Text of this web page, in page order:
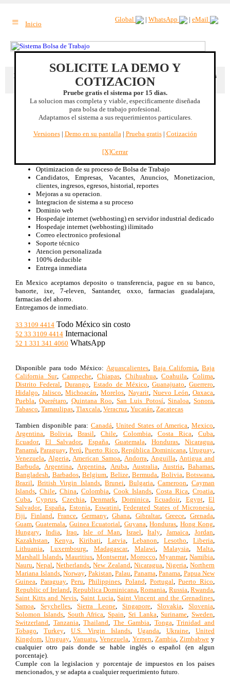
≡ Inicio
Global | WhatsApp | eMail
SOLICITE LA DEMO Y
COTIZACION
Pruebe gratis el sistema por 15 dias.
La solucion mas completa y viable, especificamente diseñada
para bolsa de trabajo profesional.
Adaptamos el sistema a sus requerimientos particulares.
Versiones| Demo en su pantalla| Prueba gratis| Cotización
[X]Cerrar
Beneficio extra
: Mejore su CRM estando en contacto constante con sus
clientes.. | Mas beneficios
Jalisco, MEXICO
Especificamente diseñado para Bolsa de Trabajo, no es un CMS
Renta mensual de licencia de uso
Optimizacion de su proceso de Bolsa de Trabajo
Candidatos, Empresas, Vacantes, Anuncios, Monetizacion,
clientes, ingresos, egresos, historial, reportes
Mejoras a su operacion.
Integracion de sistema a su proceso
Dominio web
Hospedaje internet (webhosting) en servidor industrial dedicado
Hospedaje internet (webhosting) ilimitado
Correo electronico profesional
Soporte técnico
Atencion personalizada
100% deducible
Entrega inmediata
En Mexico aceptamos deposito o transferencia, pague en su banco,
banorte, ixe, 7-eleven, Santander, oxxo, farmacias guadalajara,
farmacias del ahorro.
Entregamos de inmediato.
33 3109 4414 Todo México sin costo
52 33 3109 4414 Internacional
52 1 331 341 4060 WhatsApp
Disponible para todo México:Aguascalientes,Baja California,Baja
California Sur,Campeche,Chiapas, Chihuahua,Coahuila,Colima,
Distrito Federal,Durango,Estado de México, Guanajuato,Guerrero,
Hidalgo,Jalisco,Michoacán,Morelos, Nayarit, Nuevo León,Oaxaca,
Puebla,Querétaro, Quintana Roo, San Luis Potosí, Sinaloa, Sonora,
Tabasco, Tamaulipas, Tlaxcala, Veracruz, Yucatán, Zacatecas
Tambien disponible para: Canadá, United States of America, Mexico,
Argentina,Bolivia,Brasil,Chile, Colombia, Costa Rica,Cuba,
Ecuador,El Salvador, España, Guatemala, Honduras,Nicaragua,
Panamá,Paraguay, Perú,Puerto Rico,República Dominicana,Uruguay,
Venezuela, Algeria,American Samoa, Andorra, Anguilla,Antigua and
Barbuda,Argentina,Argentina, Aruba, Australia, Austria,Bahamas,
Bangladesh, Barbados, Belgium, Belize, Bermuda, Bolivia, Botswana,
Brazil, British Virgin Islands,Brunei, Bulgaria,Cameroon,Cayman
Islands, Chile, China, Colombia, Cook Islands, Costa Rica, Croatia,
Cuba,Cyprus, Czechia,Denmark, Dominica,Ecuadoir, Egypt,El
Salvador, España, Estonia, Eswatini,Federated States of Micronesia,
Fiji, Finland,France, Germany,Ghana, Gibraltar,Greece,Grenada,
Guam,Guatemala, Guinea Ecuatorial, Guyana,Honduras, Hong Kong,
Hungary, India, Iraq, Isle of Man,Israel,Italy,Jamaica,Jordan,
Kazakhstan,Kenya,Kiribati, Latvia, Lebanon, Lesotho,Liberia,
Lithuania, Luxembourg, Madagascar,Malawi,Malaysia,Malta,
Marshall Islands,Mauritius, Montserrat, Morocco, Myanmar,Namibia,
Nauru,Nepal,Netherlands,New Zealand, Nicaragua, Nigeria,Northern
Mariana Islands, Norway, Pakistan, Palau, Panama, Panama, Papua New
Guinea, Paraguay,Peru,Philippines, Poland, Portugal,Puerto Rico,
Republic of Ireland, Republica Dominicana,Romania, Russia,Rwanda,
Saint Kitts and Nevis, Saint Lucia,Saint Vincent and the Grenadines,
Samoa, Seychelles, Sierra Leone, Singapore, Slovakia, Slovenia,
Solomon Islands, South Africa, Spain, Sri Lanka,Suriname, Sweden,
Switzerland, Tanzania,Thailand,The Gambia, Tonga,Trinidad and
Tobago, Turkey, U.S. Virgin Islands, Uganda, Ukraine, United
Kingdom,Uruguay,Vanuatu,Venezuela, Yemen, Zambia, Zimbabwey
cualquier otro pais donde se hable inglés o español (en algun
porcentaje).
Cumple con la legislacion y porcentaje de impuestos en los paises
mencionados, y se adapta a cualquier requerimiento futuro.